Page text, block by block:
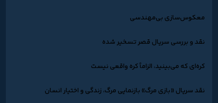
معکوس‌سازی بی‌مهندسی
نقد و بررسی سریال قصر تسخیر شده
کره‌ای که می‌بینید، الزاماً کره واقعی نیست
نقد سریال «بازی مرگ» بازنمایی مرگ، زندگی و اختیار انسان